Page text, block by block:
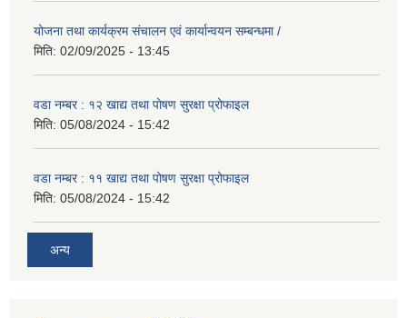
योजना तथा कार्यक्रम संचालन एवं कार्यान्वयन सम्बन्धमा /
मिति: 02/09/2025 - 13:45
वडा नम्बर : १२ खाद्य तथा पोषण सुरक्षा प्रोफाइल
मिति: 05/08/2024 - 15:42
वडा नम्बर : ११ खाद्य तथा पोषण सुरक्षा प्रोफाइल
मिति: 05/08/2024 - 15:42
अन्य